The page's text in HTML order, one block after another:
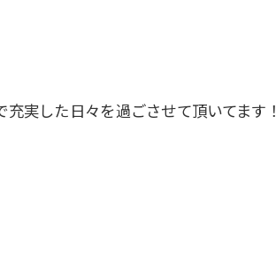
実した日々を過ごさせて頂いてます！